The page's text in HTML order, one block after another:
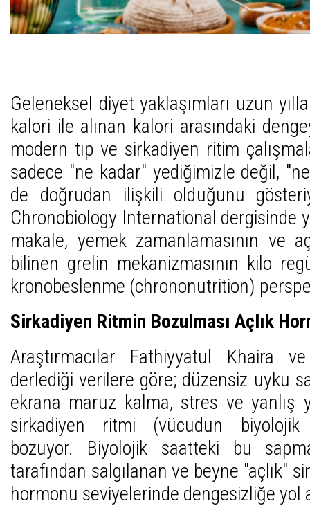
Geleneksel diyet yaklaşımları uzun
kalori ile alınan kalori arasındaki
modern tıp ve sirkadiyen ritim
sadece "ne kadar" yediğimizle değil,
de doğrudan ilişkili olduğunu
Chronobiology International dergisinde
makale, yemek zamanlamasının ve
bilinen grelin mekanizmasının kilo
kronobeslenme (chrononutrition)
Sirkadiyen Ritmin Bozulması Açlık
Araştırmacılar Fathiyyatul Khaira
derlediği verilere göre; düzensiz uyku
ekrana maruz kalma, stres ve yanlış
sirkadiyen ritmi (vücudun
bozuyor. Biyolojik saatteki bu
tarafından salgılanan ve beyne "açlık"
hormonu seviyelerinde dengesizliğe yol